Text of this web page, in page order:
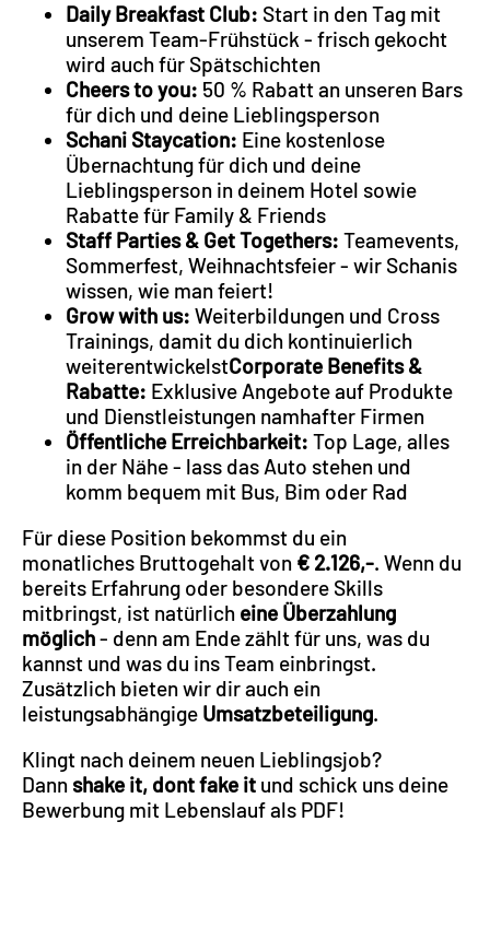
Daily Breakfast Club: Start in den Tag mit
unserem Team-Frühstück - frisch gekocht
wird auch für Spätschichten
Cheers to you: 50 % Rabatt an unseren Bars
für dich und deine Lieblingsperson
Schani Staycation: Eine kostenlose
Übernachtung für dich und deine
Lieblingsperson in deinem Hotel sowie
Rabatte für Family & Friends
Staff Parties & Get Togethers: Teamevents,
Sommerfest, Weihnachtsfeier - wir Schanis
wissen, wie man feiert!
Grow with us: Weiterbildungen und Cross
Trainings, damit du dich kontinuierlich
weiterentwickelstCorporate Benefits &
Rabatte: Exklusive Angebote auf Produkte
und Dienstleistungen namhafter Firmen
Öffentliche Erreichbarkeit: Top Lage, alles
in der Nähe - lass das Auto stehen und
komm bequem mit Bus, Bim oder Rad​​​​
Für diese Position bekommst du ein
monatliches Bruttogehalt von € 2.126,-. Wenn du
bereits Erfahrung oder besondere Skills
mitbringst, ist natürlich eine Überzahlung
möglich- denn am Ende zählt für uns, was du
kannst und was du ins Team einbringst.
Zusätzlich bieten wir dir auch ein
leistungsabhängige Umsatzbeteiligung.
Klingt nach deinem neuen Lieblingsjob?
Dann shake it, dont fake it und schick uns deine
Bewerbung mit Lebenslauf als PDF!